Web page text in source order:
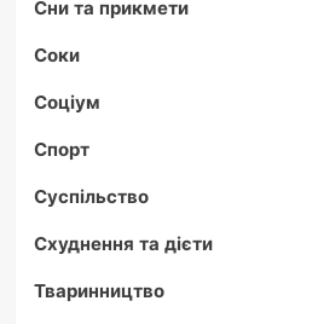
Сни та прикмети
Соки
Соціум
Спорт
Суспільство
Схуднення та дієти
Тваринництво